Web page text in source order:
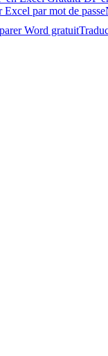
Excel par mot de passe
Word gratuit